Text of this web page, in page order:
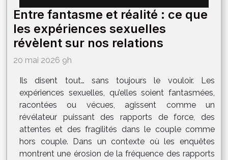
Entre fantasme et réalité : ce que
les expériences sexuelles
révèlent sur nos relations
20 mai 2026 9h
Ils disent tout… sans toujours le vouloir. Les
expériences sexuelles, qu’elles soient fantasmées,
racontées ou vécues, agissent comme un
révélateur puissant des rapports de force, des
attentes et des fragilités dans le couple comme
hors couple. Dans un contexte où les enquêtes
montrent une érosion de la fréquence des rapports